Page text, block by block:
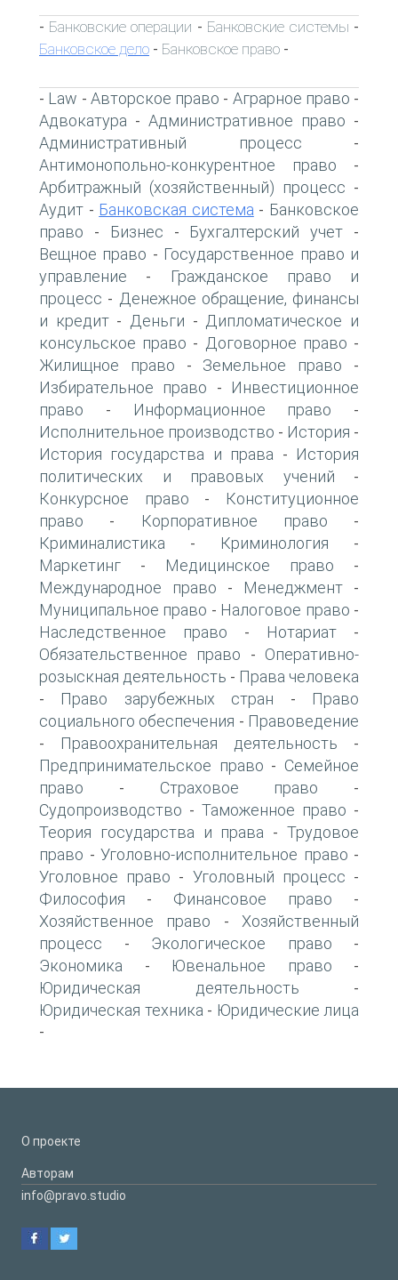
- Банковские операции - Банковские системы -
Банковское дело - Банковское право -
- Law - Авторское право - Аграрное право -
Адвокатура - Административное право -
Административный процесс -
Антимонопольно-конкурентное право -
Арбитражный (хозяйственный) процесс -
Аудит - Банковская система - Банковское
право - Бизнес - Бухгалтерский учет -
Вещное право - Государственное право и
управление -
Гражданское право и
процесс - Денежное обращение, финансы
и кредит- Деньги - Дипломатическое и
консульское право - Договорное право -
Жилищное право - Земельное право -
Избирательное право -
Инвестиционное
право - Информационное право -
Исполнительное производство - История -
История государства и права -
История
политических и правовых учений -
Конкурсное право -
Конституционное
право - Корпоративное право -
Криминалистика - Криминология -
Маркетинг - Медицинское право -
Международное право - Менеджмент -
Муниципальное право - Налоговое право -
Наследственное право - Нотариат -
Обязательственное право - Оперативно-
розыскная деятельность - Права человека
- Право зарубежных стран -
Право
социального обеспечения - Правоведение
- Правоохранительная деятельность -
Предпринимательское право - Семейное
право - Страховое право -
Судопроизводство - Таможенное право -
Теория государства и права -Трудовое
право - Уголовно-исполнительное право -
Уголовное право - Уголовный процесс -
Философия - Финансовое право -
Хозяйственное право - Хозяйственный
процесс - Экологическое право -
Экономика - Ювенальное право -
Юридическая деятельность -
Юридическая техника - Юридические лица
-
О проекте
Авторам
info@pravo.studio